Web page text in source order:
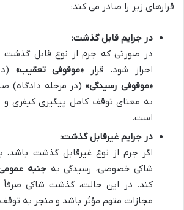
قرارهای زیر را صادر می کند:
در جرایم قابل گذشت:
در صورتی که جرم از نوع قابل
احراز شود، قرار «موقوفی تعقیب»
«موقوفی رسیدگی»(در مرحله دادگاه)
به معنای توقف کامل پیگیری کیفری
است.
در جرایم غیرقابل گذشت:
اگر جرم از نوع غیرقابل گذشت باشد،
شاکی خصوصی، رسیدگی بهجنبه
کند. در این حالت، گذشت شاکی صرفاً
مجازات متهم مؤثر باشد و منجر به